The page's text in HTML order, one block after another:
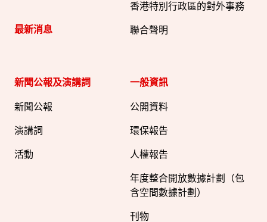
最新消息
香港特別行政區的對外事務
聯合聲明
新聞公報及演講詞
新聞公報
演講詞
活動
一般資訊​
公開資料
環保報告
人權報告
年度整合開放數據計劃（包
含空間數據計劃）
刊物